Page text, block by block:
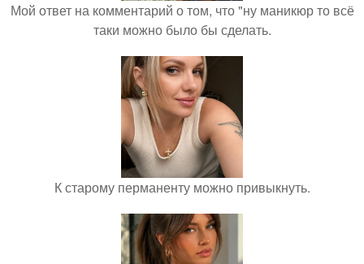
Мой ответ на комментарий о том, что "ну маникюр то всё
таки можно было бы сделать.
К старому перманенту можно привыкнуть.